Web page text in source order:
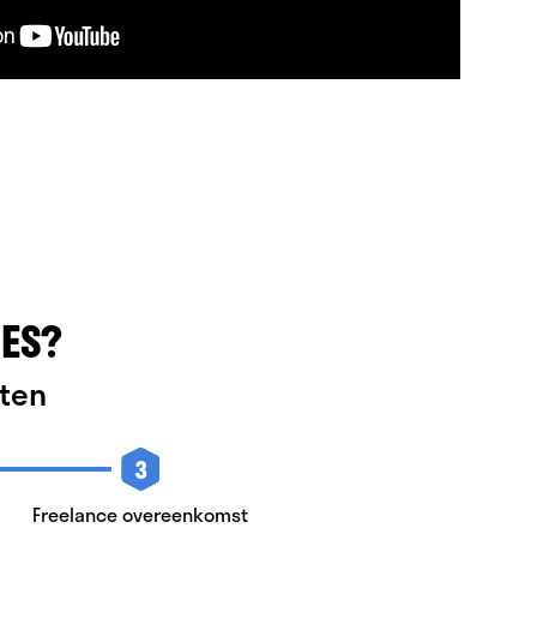
3
Freelance overeenkomst